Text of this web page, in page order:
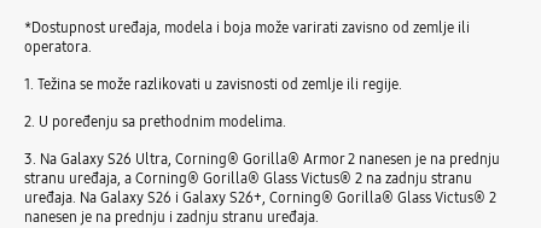
*Dostupnost uređaja, modela i boja može varirati zavisno od zemlje ili
operatora.
1. Težina se može razlikovati u zavisnosti od zemlje ili regije.
2. U poređenju sa prethodnim modelima.
3. Na Galaxy S26 Ultra, Corning® Gorilla® Armor 2 nanesen je na prednju
stranu uređaja, a Corning® Gorilla® Glass Victus® 2 na zadnju stranu
uređaja. Na Galaxy S26 i Galaxy S26+, Corning® Gorilla® Glass Victus® 2
nanesen je na prednju i zadnju stranu uređaja.